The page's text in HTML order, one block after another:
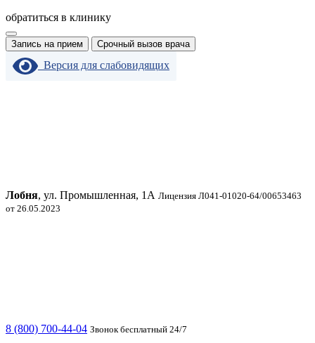
обратиться в клинику
Запись на прием Срочный вызов врача
Версия для слабовидящих
Лобня, ул. Промышленная, 1А Лицензия Л041-01020-64/00653463
от 26.05.2023
8 (800) 700-44-04 Звонок бесплатный 24/7